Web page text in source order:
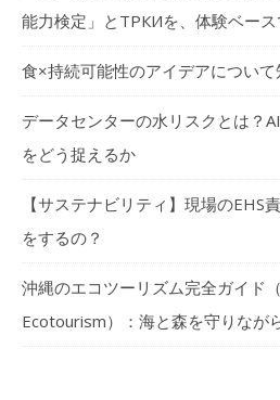
能力検定」とТРКИを、体験ベース
食×持続可能性のアイデアについて
データセンターの水リスクとは？
をどう捉えるか
【サステナビリティ】現場のEHS
をするの？
沖縄のエコツーリズム完全ガイド
Ecotourism）：海と森を守りなが